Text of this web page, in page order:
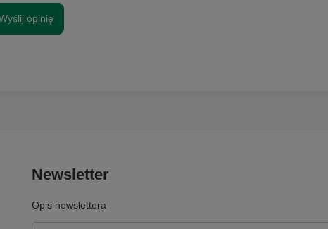
opinię
Newsletter
Opis newslettera